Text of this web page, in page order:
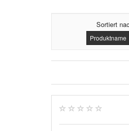
Sortiert
Produktname